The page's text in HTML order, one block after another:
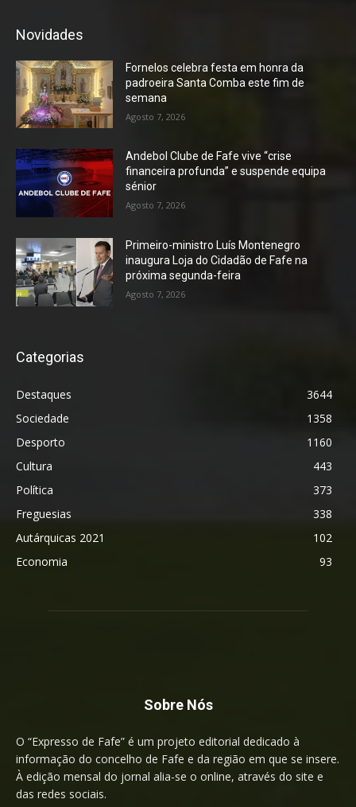
Novidades
Fornelos celebra festa em honra da
padroeira Santa Comba este fim de
semana
Agosto 7, 2026
Andebol Clube de Fafe vive “crise
financeira profunda” e suspende equipa
sénior
Agosto 7, 2026
Primeiro-ministro Luís Montenegro
inaugura Loja do Cidadão de Fafe na
próxima segunda-feira
Agosto 7, 2026
Categorias
Destaques
3644
Sociedade
1358
Desporto
1160
Cultura
443
Política
373
Freguesias
338
Autárquicas 2021
102
Economia
93
Sobre Nós
O “Expresso de Fafe” é um projeto editorial dedicado à
informação do concelho de Fafe e da região em que se insere.
À edição mensal do jornal alia-se o online, através do site e
das redes sociais.